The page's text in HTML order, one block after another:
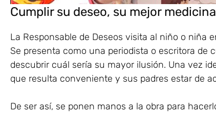
Cumplir su deseo, su mejor medicina
La Responsable de Deseos visita al niño o niña
Se presenta como una periodista o escritora de
descubrir cuál sería su mayor ilusión. Una vez
que resulta conveniente y sus padres estar de
De ser así, se ponen manos a la obra para